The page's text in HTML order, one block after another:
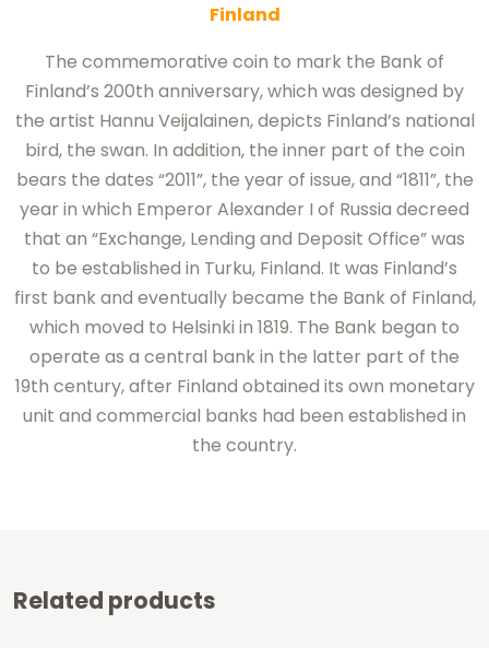
Finland
The commemorative coin to mark the Bank of
Finland’s 200th anniversary, which was designed by
the artist Hannu Veijalainen, depicts Finland’s national
bird, the swan. In addition, the inner part of the coin
bears the dates “2011”, the year of issue, and “1811”, the
year in which Emperor Alexander I of Russia decreed
that an “Exchange, Lending and Deposit Office” was
to be established in Turku, Finland. It was Finland’s
first bank and eventually became the Bank of Finland,
which moved to Helsinki in 1819. The Bank began to
operate as a central bank in the latter part of the
19th century, after Finland obtained its own monetary
unit and commercial banks had been established in
the country.
Related products